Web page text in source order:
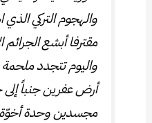
والهجوم التركي
مقترفا أبشع الجرائم
واليوم تتجدد
أرض عفرين جنباً إلى
مجسدين وحدة أخوّة